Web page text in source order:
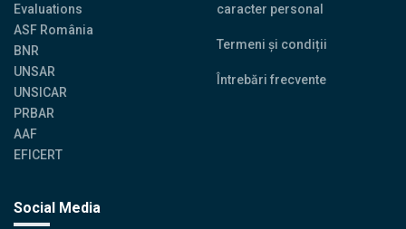
Evaluations
ASF România
BNR
UNSAR
UNSICAR
PRBAR
AAF
EFICERT
caracter personal
Termeni și condiții
Întrebări frecvente
Social Media